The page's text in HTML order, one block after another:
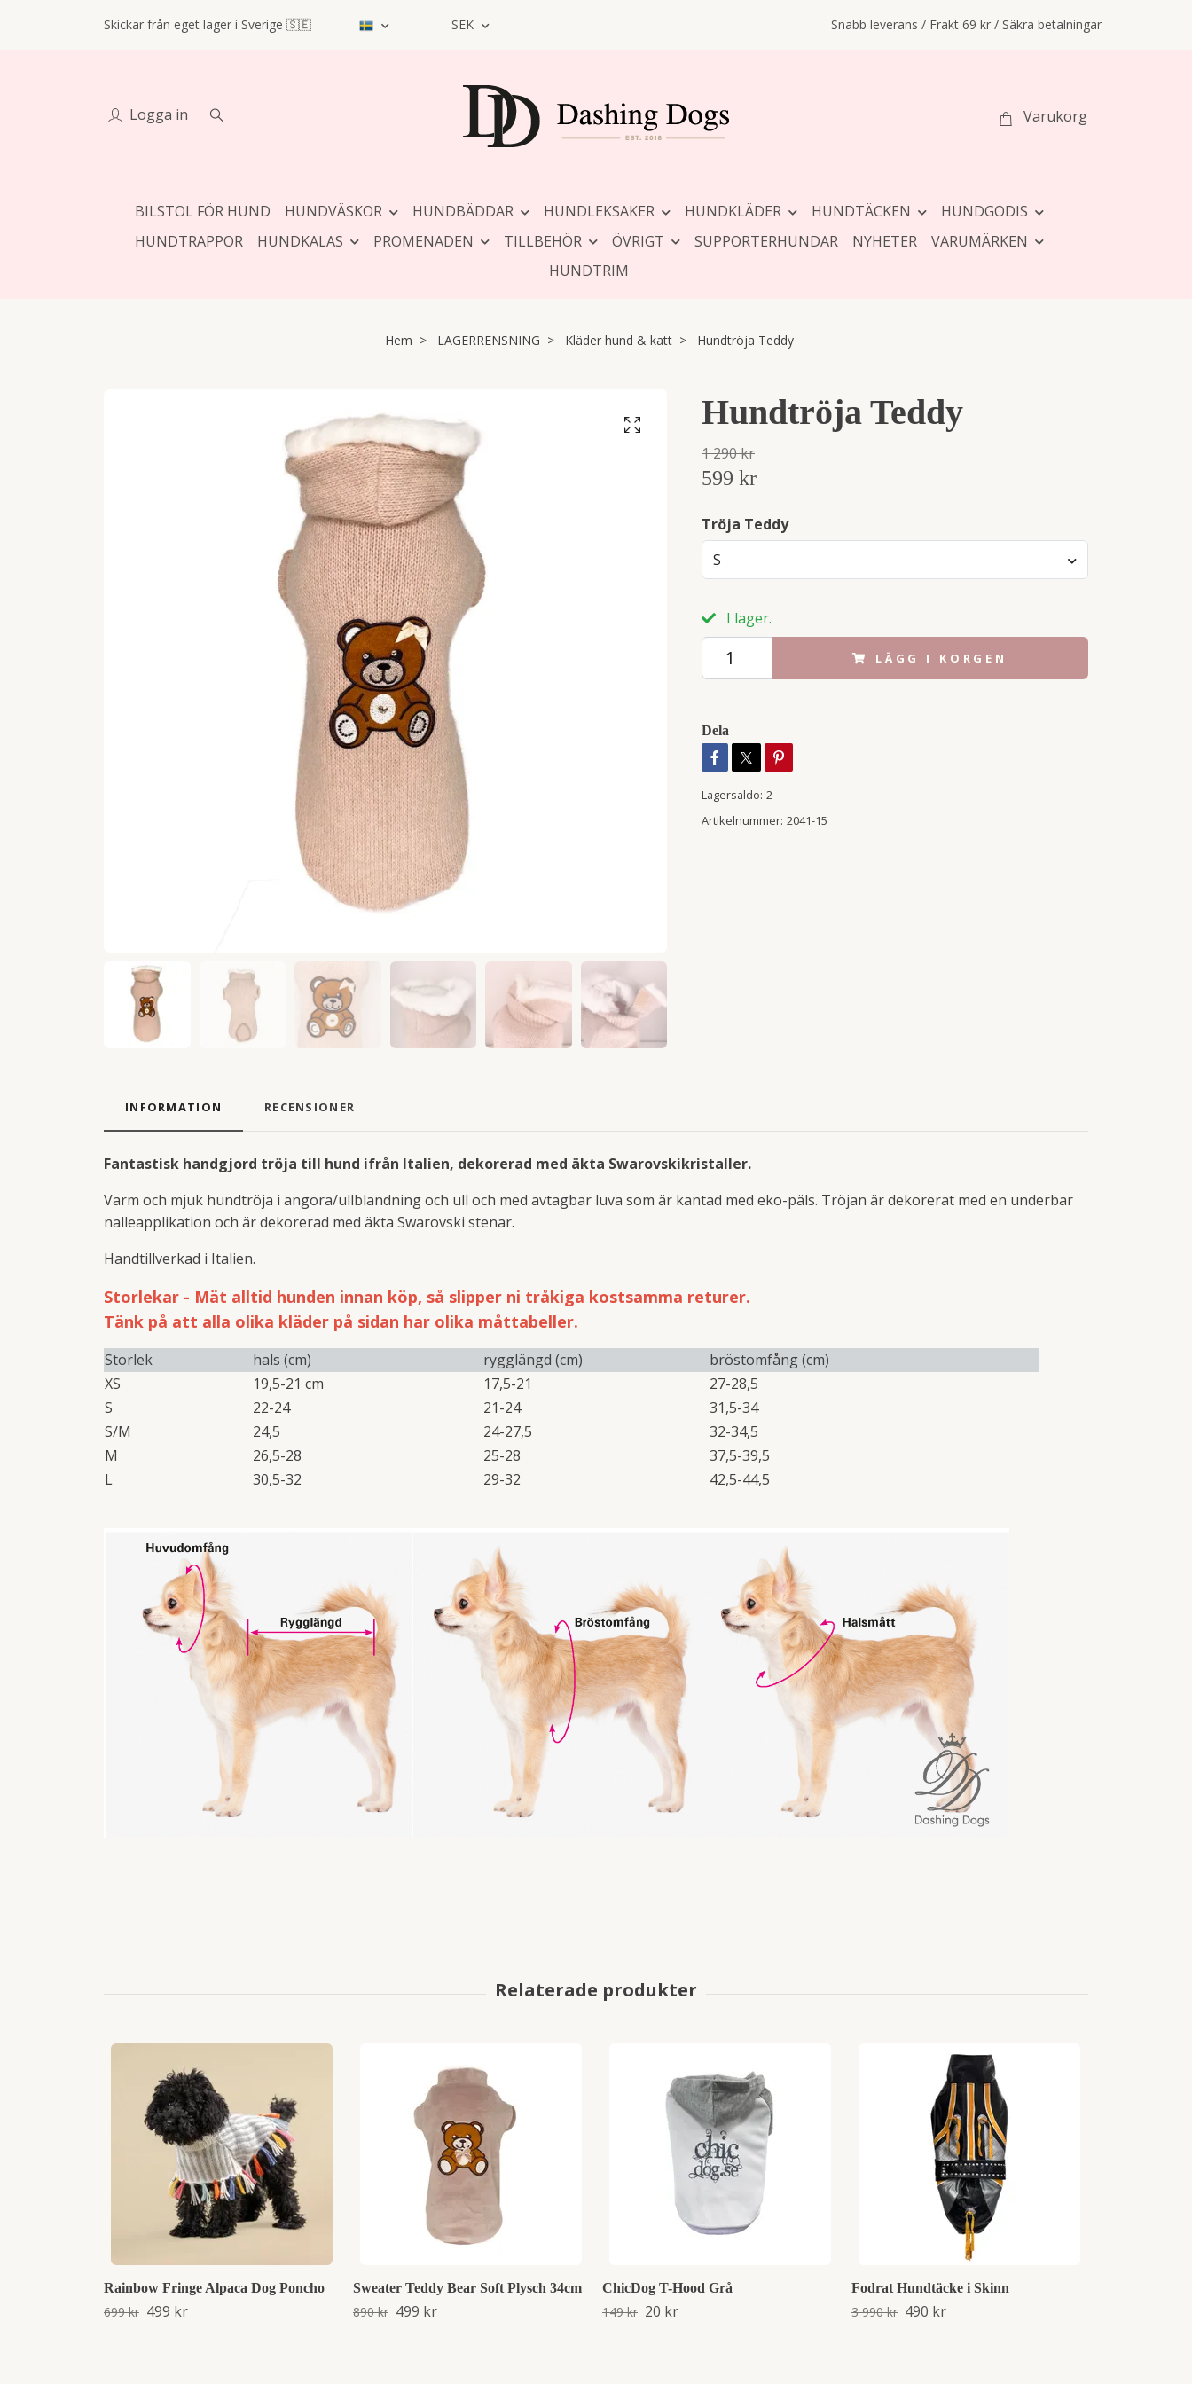
Skickar från eget lager i Sverige 🇸🇪 SEK Snabb leverans / Frakt 69 kr / Säkra betalningar
Logga in Varukorg
BILSTOL FÖR HUND HUNDVÄSKOR HUNDBÄDDAR HUNDLEKSAKER HUNDKLÄDER HUNDTÄCKEN
HUNDGODIS
HUNDTRAPPOR
HUNDKALAS PROMENADEN TILLBEHÖR ÖVRIGT SUPPORTERHUNDAR NYHETER
VARUMÄRKEN
HUNDTRIM
Hem LAGERRENSNING Kläder hund & katt Hundtröja Teddy
Hundtröja Teddy
1 290 kr
599 kr
Tröja Teddy
S
I lager.
LÄGG I KORGEN
Dela
Lagersaldo: 2
Artikelnummer: 2041-15
INFORMATION RECENSIONER
Fantastisk handgjord tröja till hund ifrån Italien, dekorerad med äkta Swarovskikristaller.
Varm och mjuk hundtröja i angora/ullblandning och ull och med avtagbar luva som är kantad med eko-päls. Tröjan är dekorerat med en underbar
nalleapplikation och är dekorerad med äkta Swarovski stenar.
Handtillverkad i Italien.
Storlekar - Mät alltid hunden innan köp, så slipper ni tråkiga kostsamma returer.
Tänk på att alla olika kläder på sidan har olika måttabeller.
Storlek hals (cm) rygglängd (cm)
bröstomfång (cm)
XS
19,5-21 cm 17,5-21
27-28,5
S
22-24 21-24
31,5-34
S/M
24,5 24-27,5
32-34,5
M
26,5-28 25-28
37,5-39,5
L
30,5-32 29-32 42,5-44,5
Rainbow Fringe Alpaca Dog Poncho
699 kr 499 kr
Sweater Teddy Bear Soft Plysch 34cm
890 kr 499 kr
ChicDog T-Hood Grå
149 kr 20 kr
Fodrat Hundtäcke i Skinn
3 990 kr 490 kr